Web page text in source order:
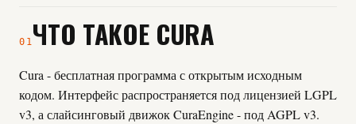
01 ЧТО ТАКОЕ CURA
Cura - бесплатная программа с открытым исходным
кодом. Интерфейс распространяется под лицензией LGPL
v3, а слайсинговый движок CuraEngine - под AGPL v3.